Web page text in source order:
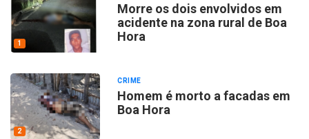
1
Morre os dois envolvidos em
acidente na zona rural de Boa
Hora
2
CRIME
Homem é morto a facadas em
Boa Hora